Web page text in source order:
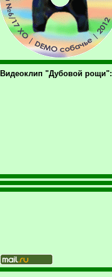
Видеоклип "Дубовой рощи":